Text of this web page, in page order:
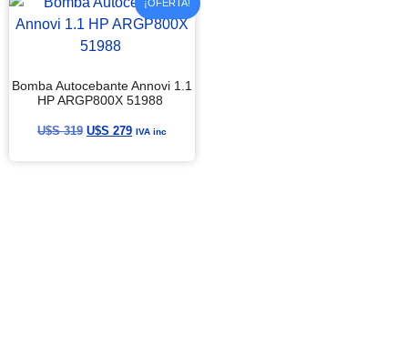
¡OFERTA!
Bomba Autocebante Annovi 1.1
HP ARGP800X 51988
U$S319 U$S 279 IVA inc